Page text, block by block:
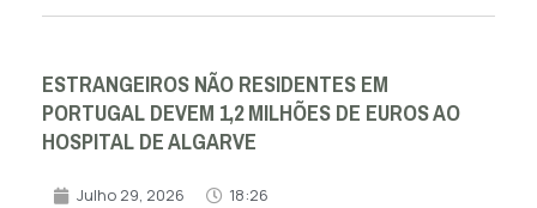
ESTRANGEIROS NÃO RESIDENTES EM
PORTUGAL DEVEM 1,2 MILHÕES DE EUROS AO
HOSPITAL DE ALGARVE
Julho 29, 2026 18:26